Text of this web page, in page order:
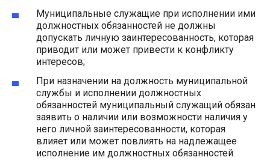
Муниципальные служащие при исполнении ими
должностных обязанностей не должны
допускать личную заинтересованность, которая
приводит или может привести к конфликту
интересов;
При назначении на должность муниципальной
службы и исполнении должностных
обязанностей муниципальный служащий обязан
заявить о наличии или возможности наличия у
него личной заинтересованности, которая
влияет или может повлиять на надлежащее
исполнение им должностных обязанностей.